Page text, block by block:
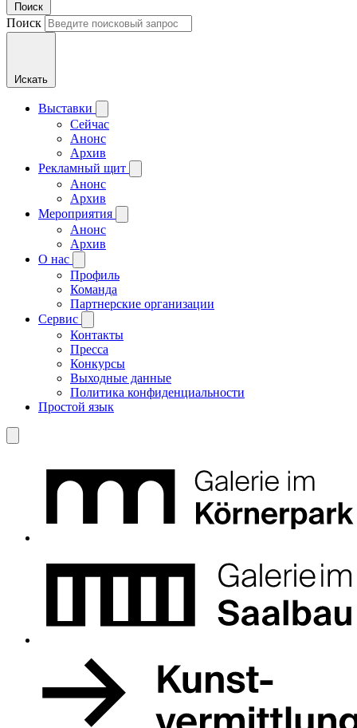
Поиск
Поиск
Искать
Выставки
Сейчас
Анонс
Архив
Рекламный щит
Анонс
Архив
Мероприятия
Анонс
Архив
О нас
Профиль
Команда
Партнерские организации
Сервис
Контакты
Пресса
Конкурсы
Выходные данные
Политика конфиденциальности
Простой язык